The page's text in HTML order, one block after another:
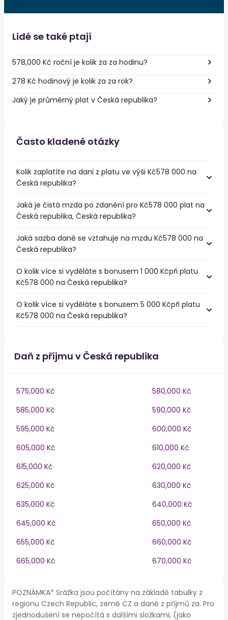
Lidé se také ptají
578,000 Kč roční je kolik za za hodinu?
278 Kč hodinový je kolik za za rok?
Jaký je průměrný plat v Česká republika?
Často kladené otázky
Kolik zaplatíte na dani z platu ve výši Kč578 000 na
Česká republika?
Jaká je čistá mzda po zdanění pro Kč578 000 plat na
Česká republika, Česká republika?
Jaká sazba daně se vztahuje na mzdu Kč578 000 na
Česká republika?
O kolik více si vyděláte s bonusem 1 000 Kčpři platu
Kč578 000 na Česká republika?
O kolik více si vyděláte s bonusem 5 000 Kčpři platu
Kč578 000 na Česká republika?
Daň z příjmu v Česká republika
575,000 Kč
580,000 Kč
585,000 Kč
590,000 Kč
595,000 Kč
600,000 Kč
605,000 Kč
610,000 Kč
615,000 Kč
620,000 Kč
625,000 Kč
630,000 Kč
635,000 Kč
640,000 Kč
645,000 Kč
650,000 Kč
655,000 Kč
660,000 Kč
665,000 Kč
670,000 Kč
POZNÁMKA* Srážka jsou počítány na základě tabulky z
regionu Czech Republic, země CZ a daně z příjmů za. Pro
zjednodušení se nepočítá s dalšími složkami, (jako